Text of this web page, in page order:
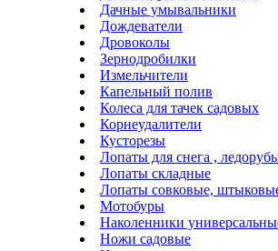
Дачные умывальники
Дождеватели
Дровоколы
Зернодробилки
Измельчители
Капельный полив
Колеса для тачек садовых
Корнеудалители
Кусторезы
Лопаты для снега ,
Лопаты складные
Лопаты совковые,
Мотобуры
Наколенники
Ножи садовые